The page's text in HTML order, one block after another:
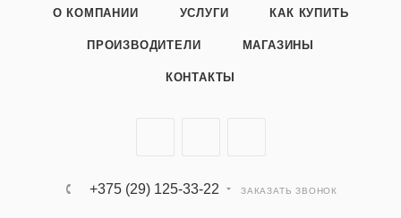
О КОМПАНИИ УСЛУГИ КАК КУПИТЬ
ПРОИЗВОДИТЕЛИ МАГАЗИНЫ
КОНТАКТЫ
+375 (29) 125-33-22 ЗАКАЗАТЬ ЗВОНОК